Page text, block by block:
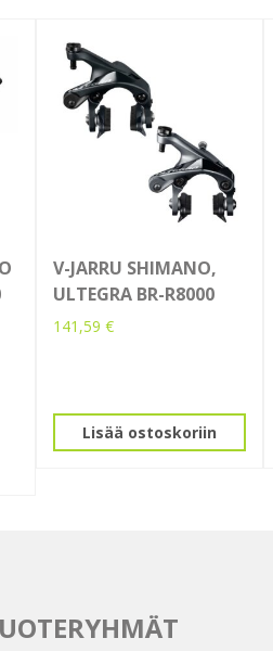
V-JARRU SHIMANO,
ULTEGRA BR-R8000
141,59 €
Lisää ostoskoriin